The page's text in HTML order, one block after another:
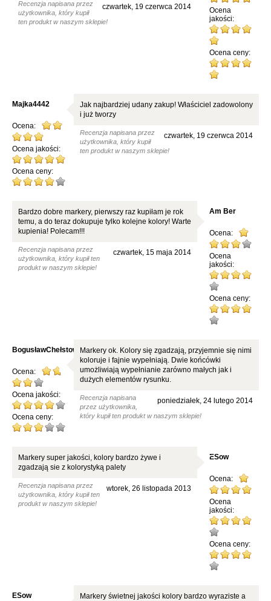
Ocena
jakości:
Ocena ceny:
czwartek, 19 czerwca 2014
Recenzja napisana przez
użytkownika, który kupił
ten produkt w naszym sklepie!
Majka4442
Ocena:
Ocena jakości:
Ocena ceny:
Jak najbardziej udany zakup! Właściciel zadowolony
i już tworzy
czwartek, 19 czerwca 2014
Recenzja napisana przez
użytkownika, który kupił
ten produkt w naszym sklepie!
Am Ber
Ocena:
Ocena
jakości:
Ocena ceny:
Bardzo dobre markery, pierwszy raz kupiłam je rok
temu, a do teraz dokupuje tylko kolejne kolory! Warte
kupienia! Polecam!!!
czwartek, 15 maja 2014
Recenzja napisana przez
użytkownika, który kupił ten
produkt w naszym sklepie!
BogusławChełstowski180
Ocena:
Ocena jakości:
Ocena ceny:
Markery ok. Kolory się zgadzają, przyjemnie się nimi
koloruje i fajnie wypełniają. Dwie końcówki
umożliwiają wypełnianie zarówno małych jak i
dużych elementów rysunku.
poniedziałek, 24 lutego 2014
Recenzja napisana
przez użytkownika,
który kupił ten produkt w naszym sklepie!
ESow
Ocena:
Ocena
jakości:
Ocena ceny:
Markery super jakości, kolory bardzo żywe i
zgadzają sie z kolorystyką palety
wtorek, 26 listopada 2013
Recenzja napisana przez
użytkownika, który kupił ten
produkt w naszym sklepie!
ESow
Markery świetnej jakości kolory bardzo wyraziste a